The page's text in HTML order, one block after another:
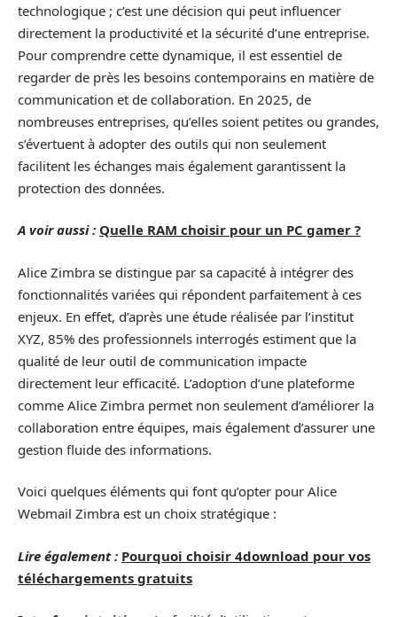
technologique ; c’est une décision qui peut influencer
directement la productivité et la sécurité d’une entreprise.
Pour comprendre cette dynamique, il est essentiel de
regarder de près les besoins contemporains en matière de
communication et de collaboration. En 2025, de
nombreuses entreprises, qu’elles soient petites ou grandes,
s’évertuent à adopter des outils qui non seulement
facilitent les échanges mais également garantissent la
protection des données.
A voir aussi : Quelle RAM choisir pour un PC gamer ?
Alice Zimbra se distingue par sa capacité à intégrer des
fonctionnalités variées qui répondent parfaitement à ces
enjeux. En effet, d’après une étude réalisée par l’institut
XYZ, 85% des professionnels interrogés estiment que la
qualité de leur outil de communication impacte
directement leur efficacité. L’adoption d’une plateforme
comme Alice Zimbra permet non seulement d’améliorer la
collaboration entre équipes, mais également d’assurer une
gestion fluide des informations.
Voici quelques éléments qui font qu’opter pour Alice
Webmail Zimbra est un choix stratégique :
Lire également : Pourquoi choisir 4download pour vos
téléchargements gratuits